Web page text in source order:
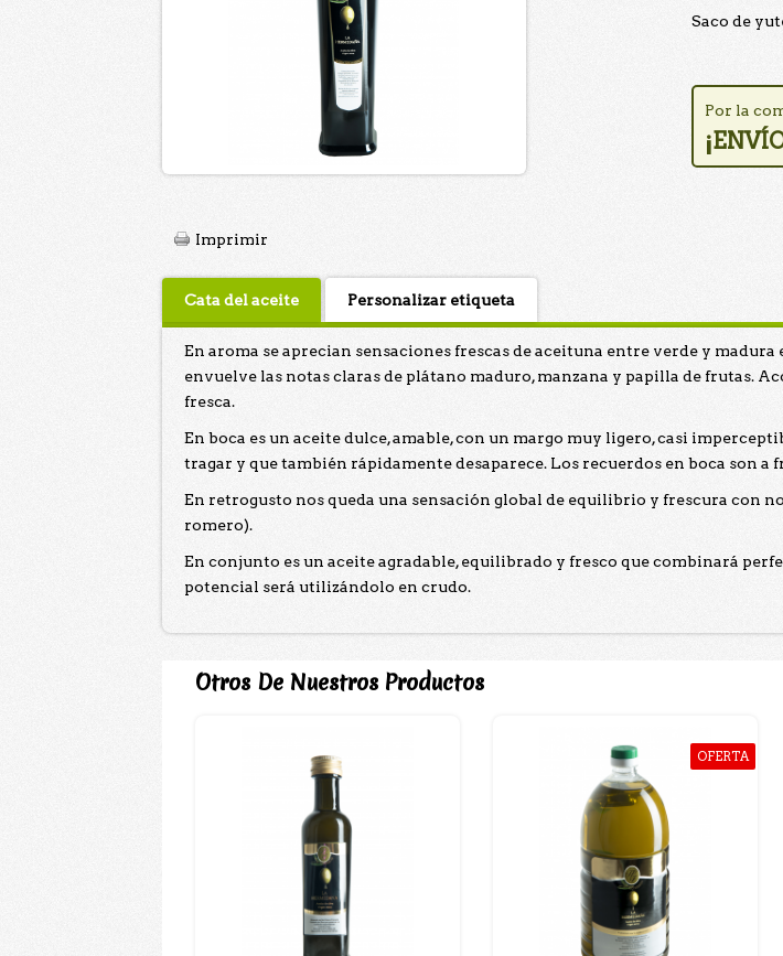
Imprimir
Saco de
Por la
Cata del aceite Personalizar etiqueta
En aroma se aprecian sensaciones frescas de aceituna entre verde y
envuelve las notas claras de plátano maduro, manzana y papilla de frutas.
fresca.
En boca es un aceite dulce, amable, con un margo muy ligero, casi
tragar y que también rápidamente desaparece. Los recuerdos en boca son
En retrogusto nos queda una sensación global de equilibrio y frescura con
romero).
En conjunto es un aceite agradable, equilibrado y fresco que combinará
potencial será utilizándolo en crudo.
Otros De Nuestros Productos
OFERTA